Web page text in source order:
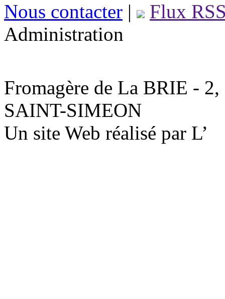
Nous contacter |
Flux
Administration
Fromagère de La BRIE -
SAINT-SIMEON
Un site Web réalisé par L’